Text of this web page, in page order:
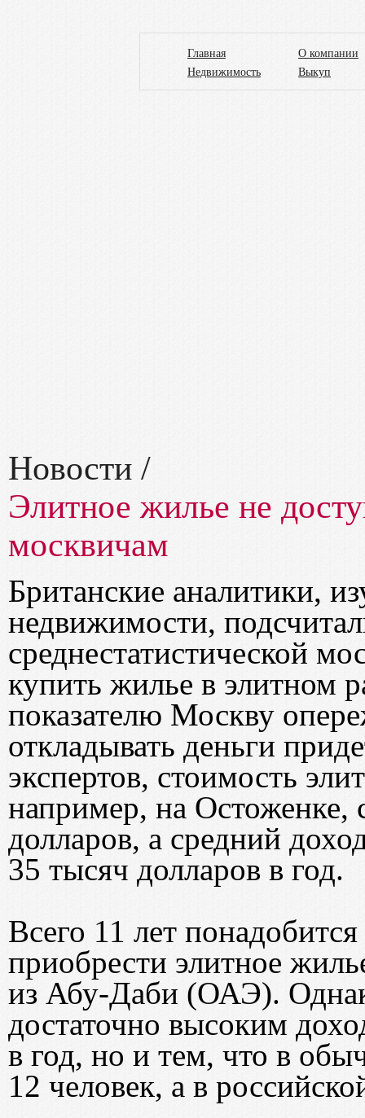
Главная
О компании
Недвижимость
Выкуп
Новости /
Элитное жилье не
москвичам
Британские аналитики,
недвижимости,
среднестатистической
купить жилье в элитном
показателю Москву
откладывать деньги
экспертов, стоимость
например, на Остоженке,
долларов, а средний
35 тысяч долларов в год.
Всего 11 лет
приобрести элитное
из Абу-Даби (ОАЭ).
достаточно высоким
в год, но и тем, что в
12 человек, а в